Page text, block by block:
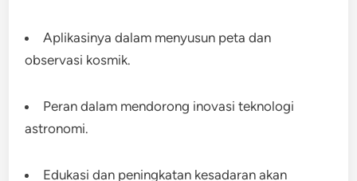
Aplikasinya dalam menyusun peta dan
observasi kosmik.
Peran dalam mendorong inovasi teknologi
astronomi.
Edukasi dan peningkatan kesadaran akan